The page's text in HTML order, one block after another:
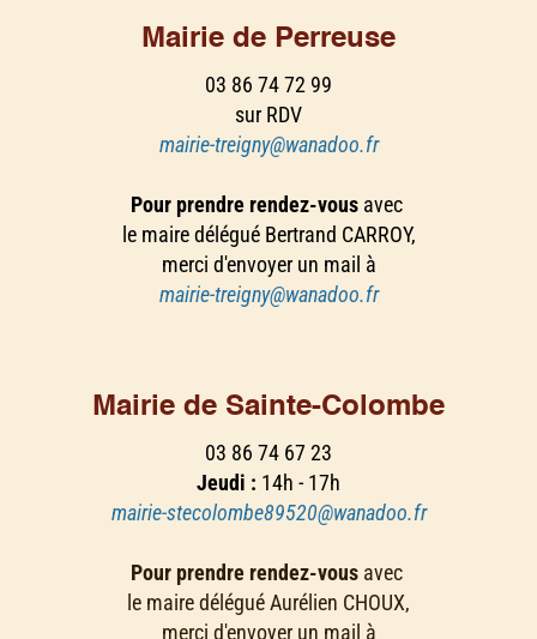
Mairie de Perreuse
03 86 74 72 99
sur RDV
mairie-treigny@wanadoo.fr
Pour prendre rendez-vous avec
le maire délégué Bertrand CARROY,
merci d'envoyer un mail à
mairie-treigny@wanadoo.fr
Mairie de Sainte-Colombe
03 86 74 67 23
Jeudi : 14h - 17h
mairie-stecolombe89520@wanadoo.fr
Pour prendre rendez-vous avec
le maire délégué Aurélien CHOUX,
merci d'envoyer un mail à